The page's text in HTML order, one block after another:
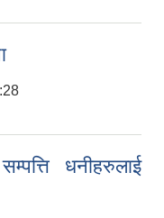
धनीहरुलाई